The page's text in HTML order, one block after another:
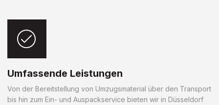
Umfassende Leistungen
Von der Bereitstellung von Umzugsmaterial über den Transport
bis hin zum Ein- und Auspackservice bieten wir in Düsseldorf